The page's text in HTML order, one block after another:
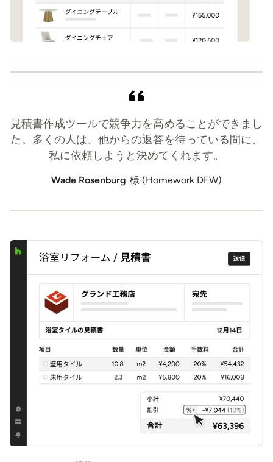
見積書作成ツールで競争力を高めることができまし
た。多くの人は、他からの返答を待っている間に、
私に依頼しようと決めてくれます。
Wade Rosenburg 様 (Homework DFW)